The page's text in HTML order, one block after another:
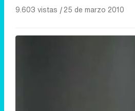
9.603 vistas |25 de marzo 2010